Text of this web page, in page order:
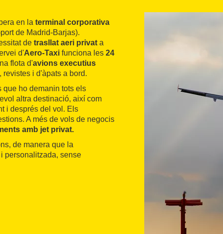
en la terminal corporativa
de Madrid-Barjas).
de trasllat aeri privat a
d'Aero-Taxi funciona les 24
flota d'avions executius
i d'àpats a bord.
que ho demanin tots els
altra destinació, així com
i després del vol. Els
A més de vols de negocis
amb jet privat.
de manera que la
i personalitzada, sense